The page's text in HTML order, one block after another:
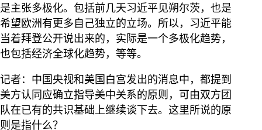
是主张多极化。包括前几天习近平见朔尔茨，也是
希望欧洲有更多自己独立的立场。所以，习近平能
当着拜登公开说出来的，实际是一个多极化趋势，
也包括经济全球化趋势，等等。
记者：中国央视和美国白宫发出的消息中，都提到
美方认同应确立指导美中关系的原则，可由双方团
队在已有的共识基础上继续谈下去。这里所说的原
则是指什么？